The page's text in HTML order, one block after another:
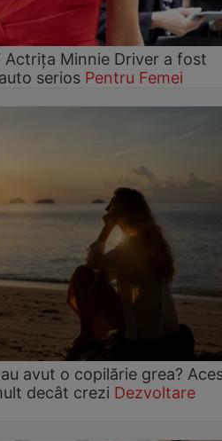
Actrița Minnie Driver a fost
serios Pentru Femei
avut o copilărie grea?
decât crezi Dezvoltare